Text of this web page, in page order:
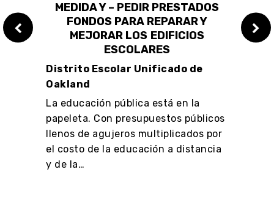
MEDIDA Y – PEDIR PRESTADOS
FONDOS PARA REPARAR Y
MEJORAR LOS EDIFICIOS
ESCOLARES
Distrito Escolar Unificado de
Oakland
La educación pública está en la
papeleta. Con presupuestos públicos
llenos de agujeros multiplicados por
el costo de la educación a distancia
y de la…